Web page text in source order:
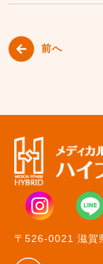
前へ
〒526-0021 滋賀